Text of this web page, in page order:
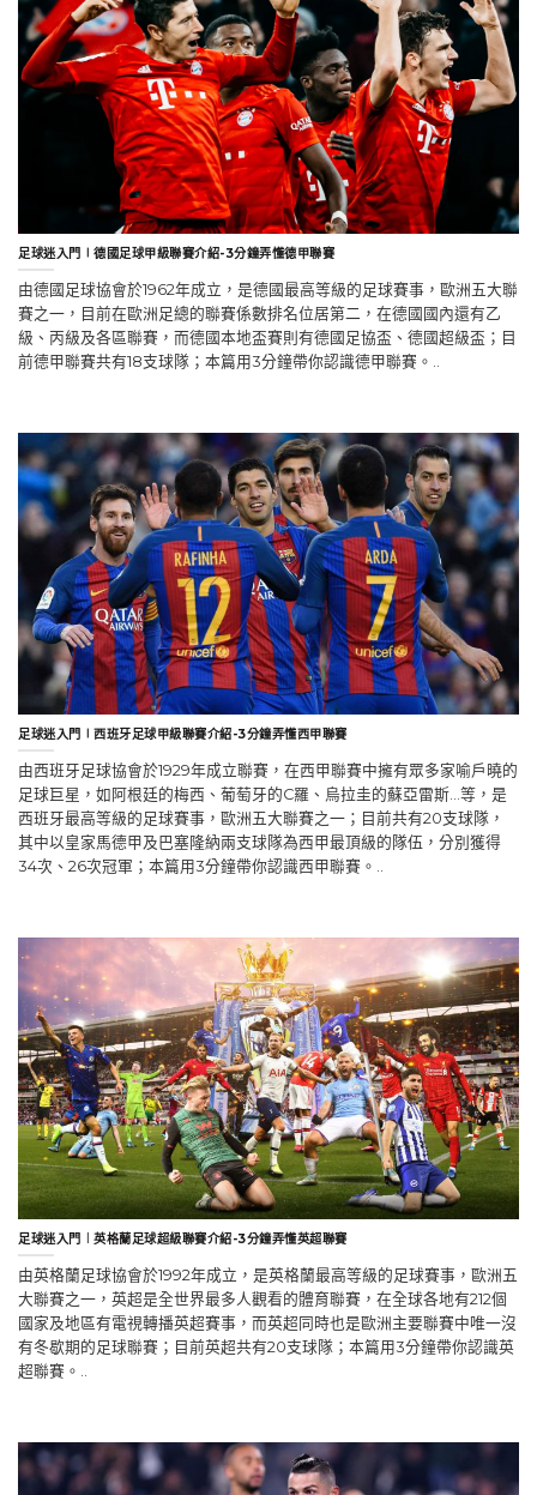
足球迷入門∣德國足球甲級聯賽介紹-3分鐘弄懂德甲聯賽
由德國足球協會於1962年成立，是德國最高等級的足球賽事，歐洲五大聯
賽之一，目前在歐洲足總的聯賽係數排名位居第二，在德國國內還有乙
級、丙級及各區聯賽，而德國本地盃賽則有德國足協盃、德國超級盃；目
前德甲聯賽共有18支球隊；本篇用3分鐘帶你認識德甲聯賽。..
足球迷入門∣西班牙足球甲級聯賽介紹-3分鐘弄懂西甲聯賽
由西班牙足球協會於1929年成立聯賽，在西甲聯賽中擁有眾多家喻戶曉的
足球巨星，如阿根廷的梅西、葡萄牙的C羅、烏拉圭的蘇亞雷斯…等，是
西班牙最高等級的足球賽事，歐洲五大聯賽之一；目前共有20支球隊，
其中以皇家馬德甲及巴塞隆納兩支球隊為西甲最頂級的隊伍，分別獲得
34次、26次冠軍；本篇用3分鐘帶你認識西甲聯賽。..
足球迷入門︱英格蘭足球超級聯賽介紹-3分鐘弄懂英超聯賽
由英格蘭足球協會於1992年成立，是英格蘭最高等級的足球賽事，歐洲五
大聯賽之一，英超是全世界最多人觀看的體育聯賽，在全球各地有212個
國家及地區有電視轉播英超賽事，而英超同時也是歐洲主要聯賽中唯一沒
有冬歇期的足球聯賽；目前英超共有20支球隊；本篇用3分鐘帶你認識英
超聯賽。..